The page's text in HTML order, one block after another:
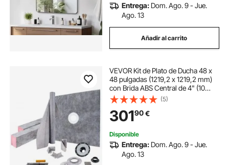
Entrega: Dom. Ago. 9 - Jue.
Ago. 13
Añadir al carrito
VEVOR Kit de Plato de Ducha 48 x
48 pulgadas (1219,2 x 1219,2 mm)
con Brida ABS Central de 4" (10
cm), Rejilla de Acero Inoxidable, 2
Bordillos Cortables y Membrana
Impermeable para Baño
(5)
30190€
Disponible
Entrega: Dom. Ago. 9 - Jue.
Ago. 13